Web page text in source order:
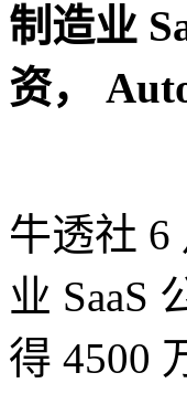
制造业
资，
牛透社 6
业 SaaS
得 4500